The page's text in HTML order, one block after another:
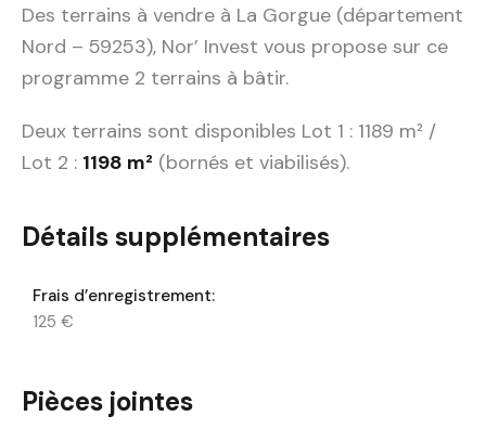
Des terrains à vendre à La Gorgue (département
Nord – 59253), Nor’ Invest vous propose sur ce
programme 2 terrains à bâtir.
Deux terrains sont disponibles Lot 1 : 1189 m² /
Lot 2 : 1198 m² (bornés et viabilisés).
Détails supplémentaires
Frais d’enregistrement:
125 €
Pièces jointes